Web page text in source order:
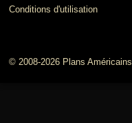
Conditions d'utilisation
© 2008-2026 Plans Américains